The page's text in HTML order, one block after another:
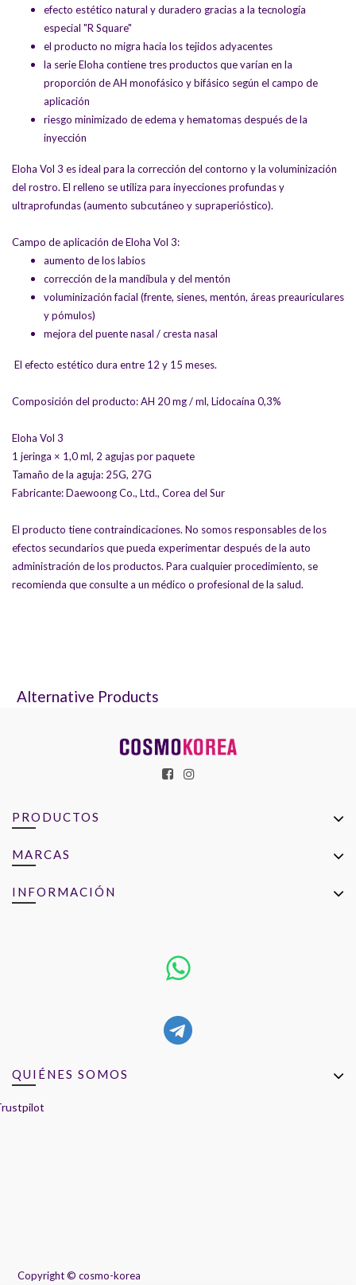
efecto estético natural y duradero gracias a la tecnología
especial "R Square"
el producto no migra hacia los tejidos adyacentes
la serie Eloha contiene tres productos que varían en la
proporción de AH monofásico y bifásico según el campo de
aplicación
riesgo minimizado de edema y hematomas después de la
inyección
Eloha Vol 3 es ideal para la corrección del contorno y la voluminización
del rostro. El relleno se utiliza para inyecciones profundas y
ultraprofundas (aumento subcutáneo y supraperióstico).
Campo de aplicación de Eloha Vol 3:
aumento de los labios
corrección de la mandíbula y del mentón
voluminización facial (frente, sienes, mentón, áreas preauriculares
y pómulos)
mejora del puente nasal / cresta nasal
El efecto estético dura entre 12 y 15 meses.
Composición del producto: AH 20 mg / ml, Lidocaína 0,3%
Eloha Vol 3
1 jeringa × 1,0 ml, 2 agujas por paquete
Tamaño de la aguja: 25G, 27G
Fabricante: Daewoong Co., Ltd., Corea del Sur
El producto tiene contraindicaciones. No somos responsables de los
efectos secundarios que pueda experimentar después de la auto
administración de los productos. Para cualquier procedimiento, se
recomienda que consulte a un médico o profesional de la salud.
Alternative Products
PRODUCTOS
MARCAS
INFORMACIÓN
QUIÉNES SOMOS
Copyright © cosmo-korea